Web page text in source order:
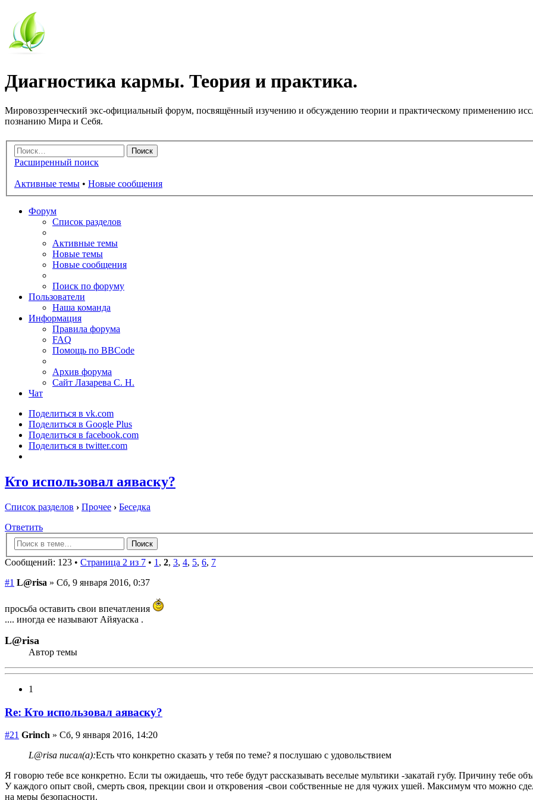
Диагностика кармы. Теория и практика.
Мировоззренческий экс-официальный форум, посвящённый изучению и обсуждению теории и практическому применению
познанию Мира и Себя.
Расширенный поиск
Активные темы • Новые сообщения
Форум
Список разделов
Активные темы
Новые темы
Новые сообщения
Поиск по форуму
Пользователи
Наша команда
Информация
Правила форума
FAQ
Помощь по BBCode
Архив форума
Сайт Лазарева С. Н.
Чат
Поделиться в vk.com
Поделиться в Google Plus
Поделиться в facebook.com
Поделиться в twitter.com
Кто использовал аяваску?
Список разделов › Прочее › Беседка
Ответить
Сообщений: 123 • Страница 2 из 7 • 1 , 2, 3, 4, 5, 6, 7
#1 L@risa » Сб, 9 января 2016, 0:37
просьба оставить свои впечатления
.... иногда ее называют Айяуаска .
L@risa
Автор темы
1
Re: Кто использовал аяваску?
#21 Grinch » Сб, 9 января 2016, 14:20
L@risa писал(а):Есть что конкретно сказать у тебя по теме? я послушаю с удовольствием
Я говорю тебе все конкретно. Если ты ожидаешь, что тебе будут рассказывать веселые мультики -закатай губу. Причину тебе
У каждого опыт свой, смерть своя, прекции свои и откровения -свои собственные не для чужих ушей. Максимум что можно
на меры безопасности.